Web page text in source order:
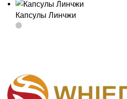
Капсулы Линчжи